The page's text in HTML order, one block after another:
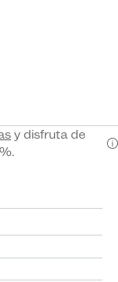
y disfruta de